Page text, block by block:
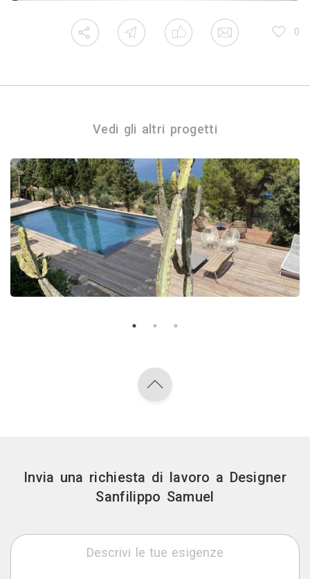
0
Vedi gli altri progetti
Invia una richiesta di lavoro a Designer
Sanfilippo Samuel